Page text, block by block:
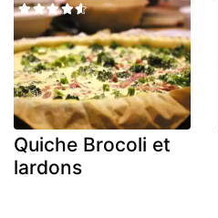
Quiche Brocoli et
lardons